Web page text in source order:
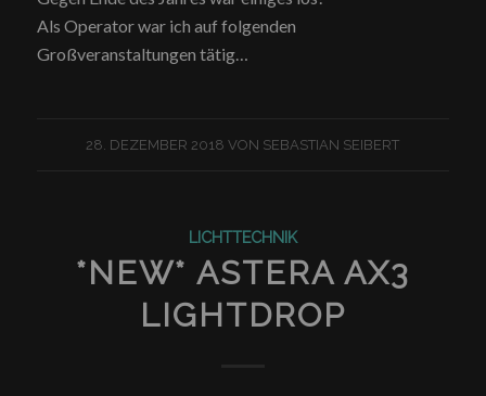
Als Operator war ich auf folgenden
Großveranstaltungen tätig…
28. DEZEMBER 2018 VON SEBASTIAN SEIBERT
LICHTTECHNIK
*NEW* ASTERA AX3
LIGHTDROP